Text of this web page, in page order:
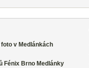
foto v Medlánkách
Fénix Brno Medlánky